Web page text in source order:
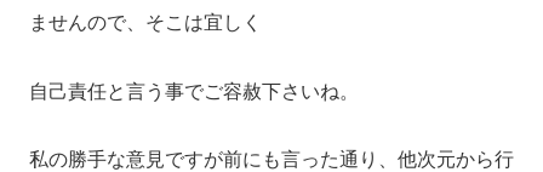
ませんので、そこは宜しく
自己責任と言う事でご容赦下さいね。
私の勝手な意見ですが前にも言った通り、他次元から行